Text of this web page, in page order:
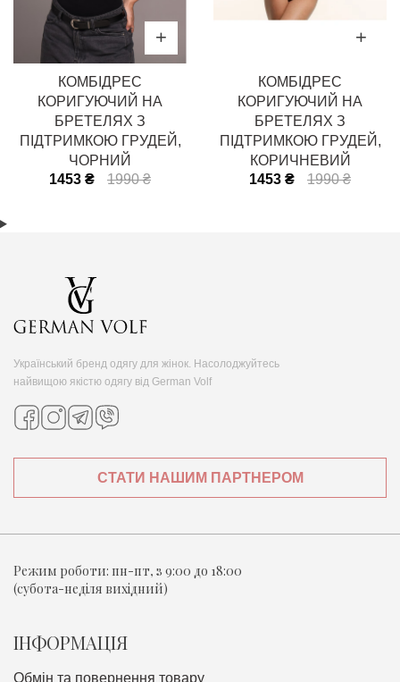
КОМБІДРЕС
КОРИГУЮЧИЙ НА
БРЕТЕЛЯХ З
ПІДТРИМКОЮ ГРУДЕЙ,
ЧОРНИЙ
1453 ₴
1990 ₴
КОМБІДРЕС
КОРИГУЮЧИЙ НА
БРЕТЕЛЯХ З
ПІДТРИМКОЮ ГРУДЕЙ,
КОРИЧНЕВИЙ
1453 ₴
1990 ₴
Український бренд одягу для жінок. Насолоджуйтесь
найвищою якістю одягу від German Volf
СТАТИ НАШИМ ПАРТНЕРОМ
Режим роботи: пн-пт, з 9:00 до 18:00
(субота-неділя вихідний)
ІНФОРМАЦІЯ
Обмін та повернення товару